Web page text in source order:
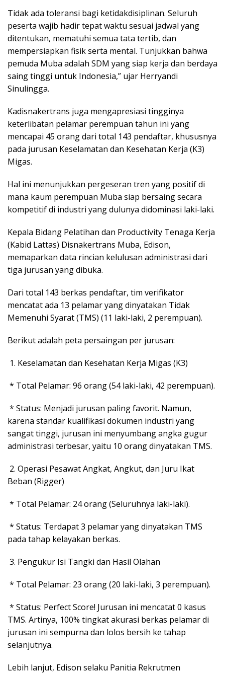
Tidak ada toleransi bagi ketidakdisiplinan. Seluruh
peserta wajib hadir tepat waktu sesuai jadwal yang
ditentukan, mematuhi semua tata tertib, dan
mempersiapkan fisik serta mental. Tunjukkan bahwa
pemuda Muba adalah SDM yang siap kerja dan berdaya
saing tinggi untuk Indonesia,” ujar Herryandi
Sinulingga.
Kadisnakertrans juga mengapresiasi tingginya
keterlibatan pelamar perempuan tahun ini yang
mencapai 45 orang dari total 143 pendaftar, khususnya
pada jurusan Keselamatan dan Kesehatan Kerja (K3)
Migas.
Hal ini menunjukkan pergeseran tren yang positif di
mana kaum perempuan Muba siap bersaing secara
kompetitif di industri yang dulunya didominasi laki-laki.
Kepala Bidang Pelatihan dan Productivity Tenaga Kerja
(Kabid Lattas) Disnakertrans Muba, Edison,
memaparkan data rincian kelulusan administrasi dari
tiga jurusan yang dibuka.
Dari total 143 berkas pendaftar, tim verifikator
mencatat ada 13 pelamar yang dinyatakan Tidak
Memenuhi Syarat (TMS) (11 laki-laki, 2 perempuan).
Berikut adalah peta persaingan per jurusan:
1. Keselamatan dan Kesehatan Kerja Migas (K3)
* Total Pelamar: 96 orang (54 laki-laki, 42 perempuan).
* Status: Menjadi jurusan paling favorit. Namun,
karena standar kualifikasi dokumen industri yang
sangat tinggi, jurusan ini menyumbang angka gugur
administrasi terbesar, yaitu 10 orang dinyatakan TMS.
2. Operasi Pesawat Angkat, Angkut, dan Juru Ikat
Beban (Rigger)
* Total Pelamar: 24 orang (Seluruhnya laki-laki).
* Status: Terdapat 3 pelamar yang dinyatakan TMS
pada tahap kelayakan berkas.
3. Pengukur Isi Tangki dan Hasil Olahan
* Total Pelamar: 23 orang (20 laki-laki, 3 perempuan).
* Status: Perfect Score! Jurusan ini mencatat 0 kasus
TMS. Artinya, 100% tingkat akurasi berkas pelamar di
jurusan ini sempurna dan lolos bersih ke tahap
selanjutnya.
Lebih lanjut, Edison selaku Panitia Rekrutmen